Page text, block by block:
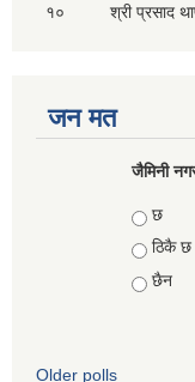
१० श्री प्रसाद
जन मत
जैमिनी
Choices
छ
ठिकै छ
छैन
Older polls